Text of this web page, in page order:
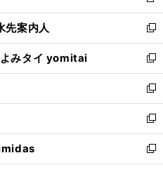
開
く
ン
ド
ウ
で
開
く
ウ
ィ
ン
ド
ウ
で
開
く
し
い
ウ
ィ
ン
ド
ウ
で
開
く
先案内人
新
し
い
ウ
ィ
ン
ド
ウ
で
開
みタイ yomitai
新
し
い
ウ
ィ
ン
ド
ウ
新
し
い
ウ
ィ
ン
新
し
い
ウ
新
し